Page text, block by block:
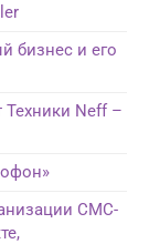
бизнес и его
Neff –
СМС-